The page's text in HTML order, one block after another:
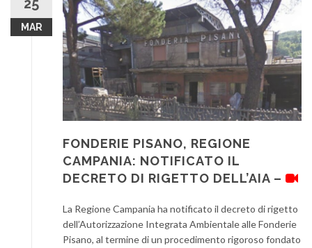
MAR
FONDERIE PISANO, REGIONE
CAMPANIA: NOTIFICATO IL
DECRETO DI RIGETTO DELL’AIA –
La Regione Campania ha notificato il decreto di rigetto
dell’Autorizzazione Integrata Ambientale alle Fonderie
Pisano, al termine di un procedimento rigoroso fondato